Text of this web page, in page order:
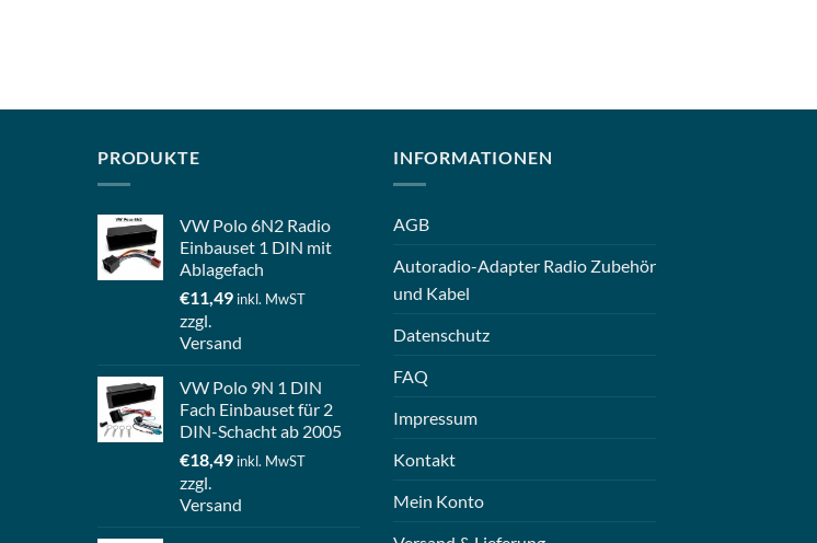
PRODUKTE
VW Polo 6N2 Radio
Einbauset 1 DIN mit
Ablagefach
€11,49 inkl. MwST
zzgl.
Versand
VW Polo 9N 1 DIN
Fach Einbauset für 2
DIN-Schacht ab 2005
€18,49 inkl. MwST
zzgl.
Versand
INFORMATIONEN
AGB
Autoradio-Adapter Radio Zubehör
und Kabel
Datenschutz
FAQ
Impressum
Kontakt
Mein Konto